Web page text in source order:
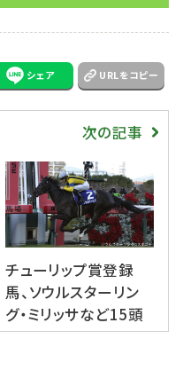
シェア URLをコピー
次の記事
チューリップ賞登録
馬、ソウルスターリン
グ・ミリッサなど15頭